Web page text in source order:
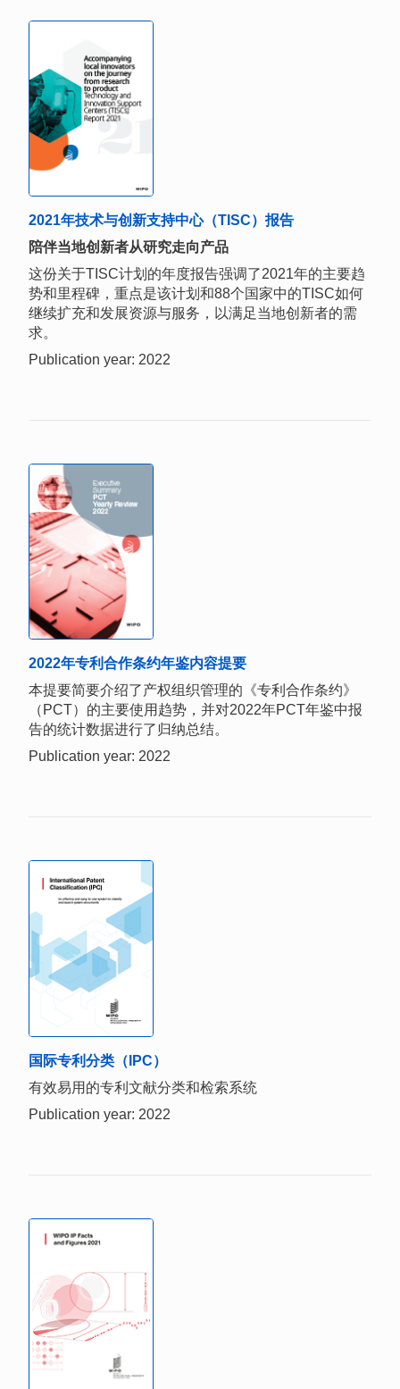
2021年技术与创新支持中心（TISC）报告
陪伴当地创新者从研究走向产品
这份关于TISC计划的年度报告强调了2021年的主要趋
势和里程碑，重点是该计划和88个国家中的TISC如何
继续扩充和发展资源与服务，以满足当地创新者的需
求。
Publication year: 2022
2022年专利合作条约年鉴内容提要
本提要简要介绍了产权组织管理的《专利合作条约》
（PCT）的主要使用趋势，并对2022年PCT年鉴中报
告的统计数据进行了归纳总结。
Publication year: 2022
国际专利分类（IPC）
有效易用的专利文献分类和检索系统
Publication year: 2022